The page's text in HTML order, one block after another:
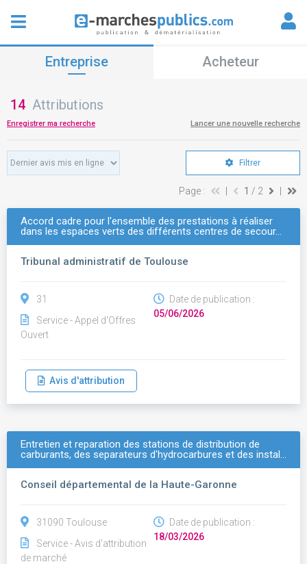
Entreprise Acheteur
14 Attributions
Enregistrer ma recherche Lancer une nouvelle recherche
Filtrer
Page : 1 / 2
Accord cadre pour l'ensemble des prestations à réaliser
dans les espaces verts des différents centres de secour…
Tribunal administratif de Toulouse
31
Service - Appel d'Offres
Ouvert
Date de publication :
05/06/2026
Avis d'attribution
Entretien et reparation des stations de distribution de
carburants, des separateurs d'hydrocarbures et des instal…
Conseil départemental de la Haute-Garonne
31090 Toulouse
Service - Avis d'attribution
de marché
Date de publication :
18/03/2026